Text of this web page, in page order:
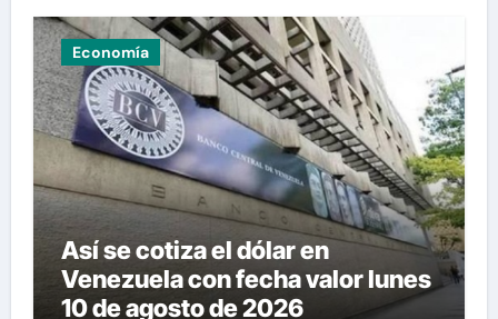
Economía
Así se cotiza el dólar en
Venezuela con fecha valor lunes
10 de agosto de 2026